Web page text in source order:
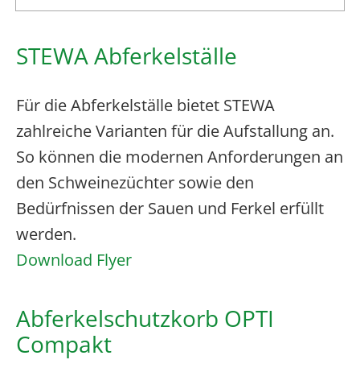
STEWA Abferkelställe
Für die Abferkelställe bietet STEWA
zahlreiche Varianten für die Aufstallung an.
So können die modernen Anforderungen an
den Schweinezüchter sowie den
Bedürfnissen der Sauen und Ferkel erfüllt
werden.
Download Flyer
Abferkelschutzkorb OPTI
Compakt